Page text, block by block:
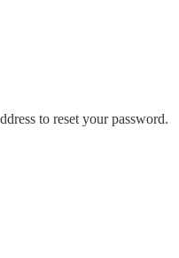
to reset your password.